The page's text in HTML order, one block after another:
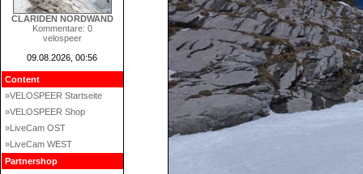
CLARIDEN NORDWAND
Kommentare: 0
velospeer
09.08.2026, 00:56
Content
»VELOSPEER Startseite
»VELOSPEER Shop
»LiveCam OST
»LiveCam WEST
Partnershop